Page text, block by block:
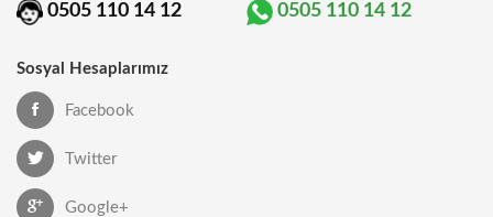
0505 110 14 12 0505 110 14 12
Sosyal Hesaplarımız
Facebook
Twitter
Google+